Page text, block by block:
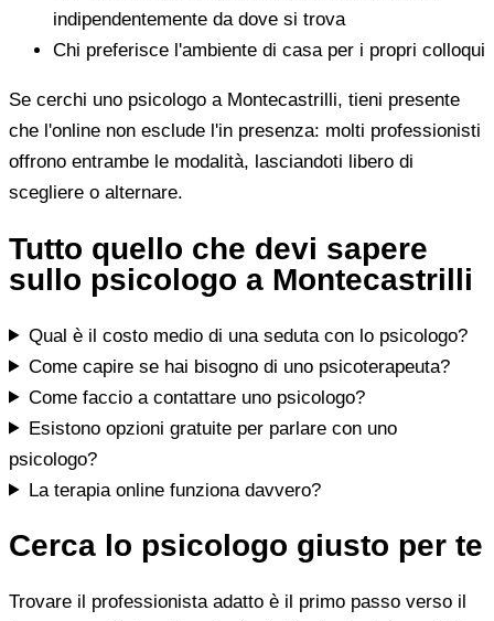
indipendentemente da dove si trova
Chi preferisce l'ambiente di casa per i propri colloqui
Se cerchi uno psicologo a Montecastrilli, tieni presente
che l'online non esclude l'in presenza: molti professionisti
offrono entrambe le modalità, lasciandoti libero di
scegliere o alternare.
Tutto quello che devi sapere
sullo psicologo a Montecastrilli
Qual è il costo medio di una seduta con lo psicologo?
Come capire se hai bisogno di uno psicoterapeuta?
Come faccio a contattare uno psicologo?
Esistono opzioni gratuite per parlare con uno
psicologo?
La terapia online funziona davvero?
Cerca lo psicologo giusto per te
Trovare il professionista adatto è il primo passo verso il